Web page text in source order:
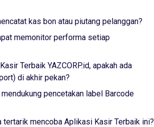
kas bon atau piutang pelanggan?
memonitor performa setiap
Terbaik YAZCORP.id, apakah ada
di akhir pekan?
pencetakan label Barcode
tertarik mencoba Aplikasi Kasir Terbaik ini?